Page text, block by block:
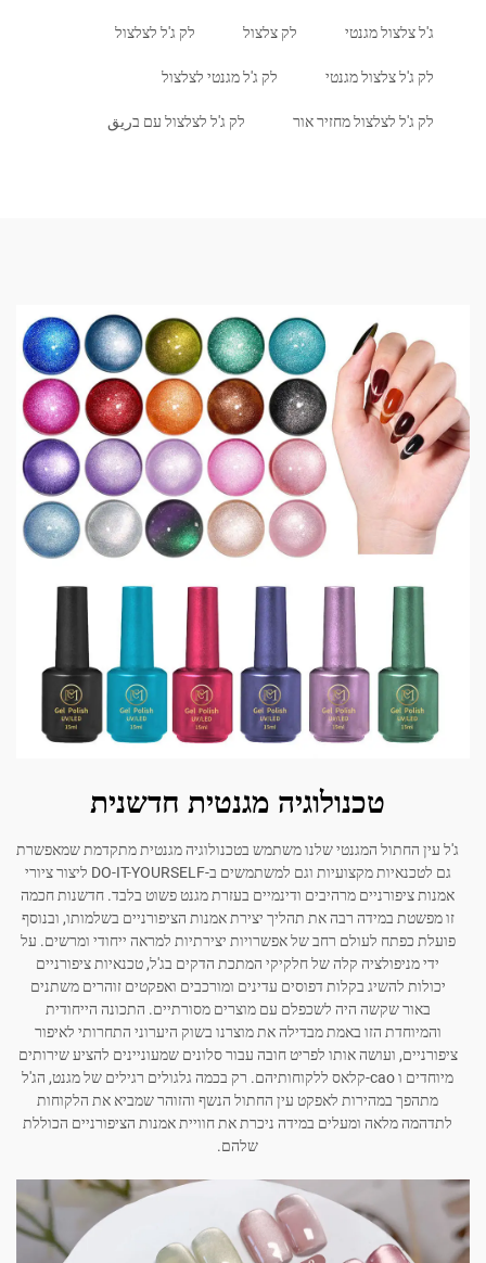
ג'ל צלצול מגנטי לק צלצול לק ג'ל לצלצול
לק ג'ל צלצול מגנטי לק ג'ל מגנטי לצלצול
לק ג'ל לצלצול מחזיר אור לק ג'ל לצלצול עם בريق
טכנולוגיה מגנטית חדשנית
ג'ל עין החתול המגנטי שלנו משתמש בטכנולוגיה מגנטית מתקדמת שמאפשרת
גם לטכנאיות מקצועיות וגם למשתמשים ב-DO-IT-YOURSELF ליצור ציורי
אמנות ציפורניים מרהיבים ודינמיים בעזרת מגנט פשוט בלבד. חדשנות חכמה
זו מפשטת במידה רבה את תהליך יצירת אמנות הציפורניים בשלמותו, ובנוסף
פועלת כפתח לעולם רחב של אפשרויות יצירתיות למראה ייחודי ומרשים. על
ידי מניפולציה קלה של חלקיקי המתכת הדקים בג'ל, טכנאיות ציפורניים
יכולות להשיג בקלות דפוסים עדינים ומורכבים ואפקטים זוהרים משתנים
באור שקשה היה לשכפלם עם מוצרים מסורתיים. התכונה הייחודית
והמיוחדת הזו באמת מבדילה את מוצרנו בשוק היערוני התחרותי לאיפור
ציפורניים, ועושה אותו לפריט חובה עבור סלונים שמעוניינים להציע שירותים
מיוחדים ו cao-קלאס ללקוחותיהם. רק בכמה גלגולים רגילים של מגנט, הג'ל
מתהפך במהירות לאפקט עין החתול הנשף והזוהר שמביא את הלקוחות
לתדהמה מלאה ומעלים במידה ניכרת את חוויית אמנות הציפורניים הכוללת
שלהם.